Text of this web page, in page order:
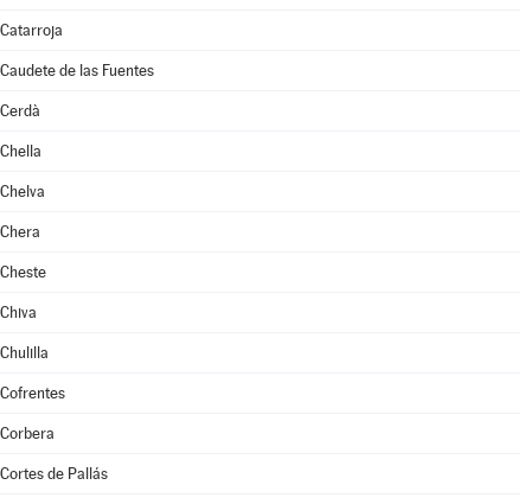
Catarroja
Caudete de las Fuentes
Cerdà
Chella
Chelva
Chera
Cheste
Chiva
Chulilla
Cofrentes
Corbera
Cortes de Pallás